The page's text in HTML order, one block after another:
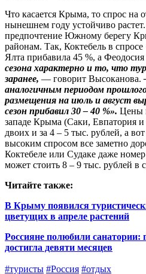
Что касается Крыма, то спрос на
нынешнем году устойчиво
предпочтение Южному берегу
районам. Так, Коктебель в
Ялта прибавила 45 %, а
сезона характерно и то, что
заранее, — говорит Высоканова.
аналогичным периодом
размещения на июль и август
сезон прибавил 30 – 40 %». Цены
западе Крыма (Саки, Евпатория
двоих и за 4 – 5 тыс. рублей, а
высоким спросом все заметно
Коктебеле или Судаке даже
может стоить 8 – 9 тыс. рублей в
Читайте также:
В Крыму появился
цветущих в апреле растений
Россияне полюбили санатории:
достигла девяти месяцев
#туристы #Россия #отдых